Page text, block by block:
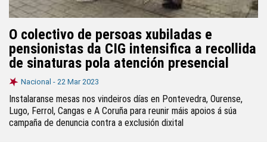
O colectivo de persoas xubiladas e
pensionistas da CIG intensifica a recollida
de sinaturas pola atención presencial
Nacional - 22 Mar 2023
Instalaranse mesas nos vindeiros días en Pontevedra, Ourense,
Lugo, Ferrol, Cangas e A Coruña para reunir máis apoios á súa
campaña de denuncia contra a exclusión dixital